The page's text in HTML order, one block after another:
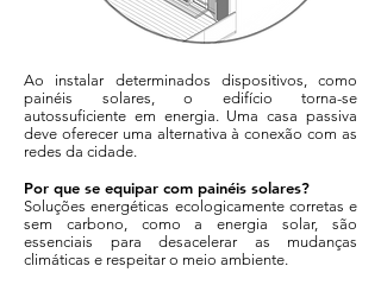
Ao instalar determinados dispositivos, como
painéis solares, o edifício torna-se
autossuficiente em energia. Uma casa passiva
deve oferecer uma alternativa à conexão com as
redes da cidade.
Por que se equipar com painéis solares?
Soluções energéticas ecologicamente corretas e
sem carbono, como a energia solar, são
essenciais para desacelerar as mudanças
climáticas e respeitar o meio ambiente.